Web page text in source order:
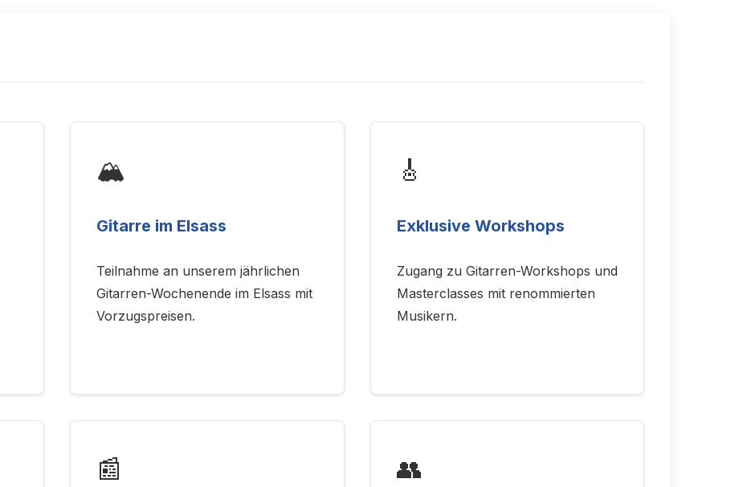
🏔️
Gitarre im Elsass
Teilnahme an unserem jährlichen
Gitarren-Wochenende im Elsass mit
Vorzugspreisen.
🎸
Exklusive Workshops
Zugang zu Gitarren-Workshops und
Masterclasses mit renommierten
Musikern.
📰 👥